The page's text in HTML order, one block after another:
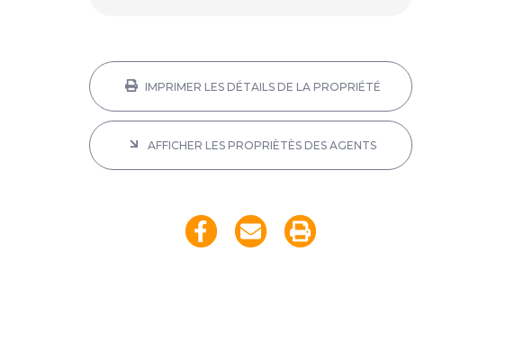
IMPRIMER LES DÉTAILS DE LA PROPRIÉTÉ
AFFICHER LES PROPRIÈTÈS DES AGENTS